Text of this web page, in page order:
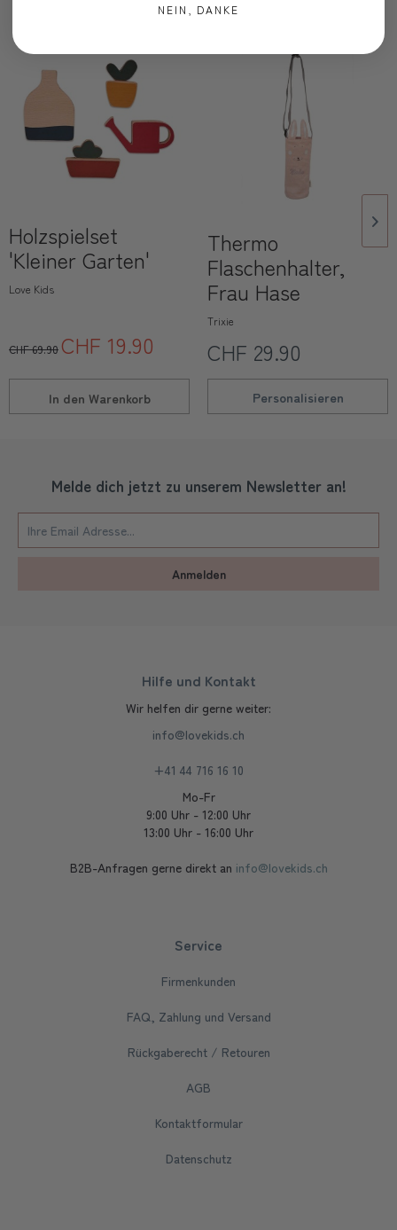
Holzspielset
'Kleiner Garten'
Love Kids
CHF 69.90CHF 19.90
In den Warenkorb
Thermo
Flaschenhalter,
Frau Hase
Trixie
CHF 29.90
Personalisieren
Melde dich jetzt zu unserem Newsletter an!
Anmelden
Hilfe und Kontakt
Wir helfen dir gerne weiter:
info@lovekids.ch
+41 44 716 16 10
Mo-Fr
9:00 Uhr - 12:00 Uhr
13:00 Uhr - 16:00 Uhr
B2B-Anfragen gerne direkt an info@lovekids.ch
Service
Firmenkunden
FAQ, Zahlung und Versand
Rückgaberecht / Retouren
AGB
Kontaktformular
Datenschutz
NEIN, DANKE